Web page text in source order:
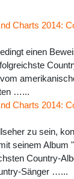
Charts 2014:
einen
…...
Charts 2014:
zu sein,
seinem Album
Country-
Sänger …...